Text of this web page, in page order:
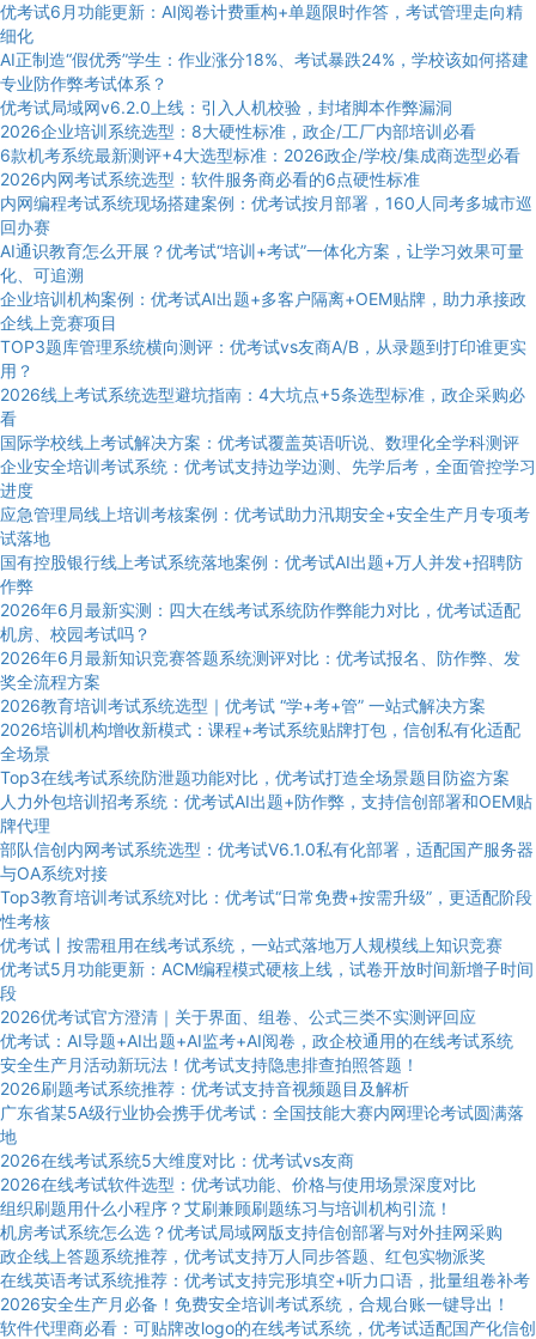
优考试6月功能更新：AI阅卷计费重构+单题限时作答，考试管理走向精
细化
AI正制造“假优秀”学生：作业涨分18%、考试暴跌24%，学校该如何搭建
专业防作弊考试体系？
优考试局域网v6.2.0上线：引入人机校验，封堵脚本作弊漏洞
2026企业培训系统选型：8大硬性标准，政企/工厂内部培训必看
6款机考系统最新测评+4大选型标准：2026政企/学校/集成商选型必看
2026内网考试系统选型：软件服务商必看的6点硬性标准
内网编程考试系统现场搭建案例：优考试按月部署，160人同考多城市巡
回办赛
AI通识教育怎么开展？优考试“培训+考试”一体化方案，让学习效果可量
化、可追溯
企业培训机构案例：优考试AI出题+多客户隔离+OEM贴牌，助力承接政
企线上竞赛项目
TOP3题库管理系统横向测评：优考试vs友商A/B，从录题到打印谁更实
用？
2026线上考试系统选型避坑指南：4大坑点+5条选型标准，政企采购必
看
国际学校线上考试解决方案：优考试覆盖英语听说、数理化全学科测评
企业安全培训考试系统：优考试支持边学边测、先学后考，全面管控学习
进度
应急管理局线上培训考核案例：优考试助力汛期安全+安全生产月专项考
试落地
国有控股银行线上考试系统落地案例：优考试AI出题+万人并发+招聘防
作弊
2026年6月最新实测：四大在线考试系统防作弊能力对比，优考试适配
机房、校园考试吗？
2026年6月最新知识竞赛答题系统测评对比：优考试报名、防作弊、发
奖全流程方案
2026教育培训考试系统选型｜优考试 “学+考+管” 一站式解决方案
2026培训机构增收新模式：课程+考试系统贴牌打包，信创私有化适配
全场景
Top3在线考试系统防泄题功能对比，优考试打造全场景题目防盗方案
人力外包培训招考系统：优考试AI出题+防作弊，支持信创部署和OEM贴
牌代理
部队信创内网考试系统选型：优考试V6.1.0私有化部署，适配国产服务器
与OA系统对接
Top3教育培训考试系统对比：优考试“日常免费+按需升级”，更适配阶段
性考核
优考试丨按需租用在线考试系统，一站式落地万人规模线上知识竞赛
优考试5月功能更新：ACM编程模式硬核上线，试卷开放时间新增子时间
段
2026优考试官方澄清｜关于界面、组卷、公式三类不实测评回应
优考试：AI导题+AI出题+AI监考+AI阅卷，政企校通用的在线考试系统
安全生产月活动新玩法！优考试支持隐患排查拍照答题！
2026刷题考试系统推荐：优考试支持音视频题目及解析
广东省某5A级行业协会携手优考试：全国技能大赛内网理论考试圆满落
地
2026在线考试系统5大维度对比：优考试vs友商
2026在线考试软件选型：优考试功能、价格与使用场景深度对比
组织刷题用什么小程序？艾刷兼顾刷题练习与培训机构引流！
机房考试系统怎么选？优考试局域网版支持信创部署与对外挂网采购
政企线上答题系统推荐，优考试支持万人同步答题、红包实物派奖
在线英语考试系统推荐：优考试支持完形填空+听力口语，批量组卷补考
2026安全生产月必备！免费安全培训考试系统，合规台账一键导出！
软件代理商必看：可贴牌改logo的在线考试系统，优考试适配国产化信创